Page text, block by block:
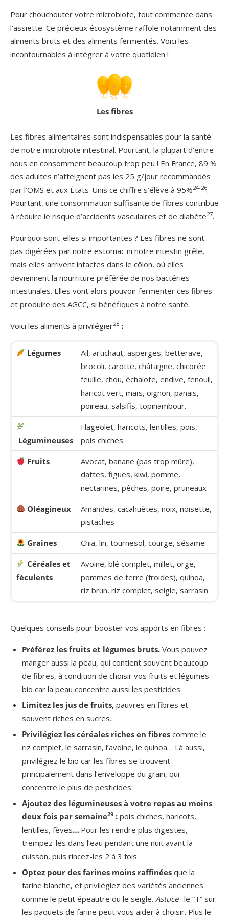
Pour chouchouter votre microbiote, tout commence dans
l’assiette. Ce précieux écosystème raffole notamment des
aliments bruts et des aliments fermentés. Voici les
incontournables à intégrer à votre quotidien !
Les fibres
Les fibres alimentaires sont indispensables pour la santé
de notre microbiote intestinal. Pourtant, la plupart d’entre
nous en consomment beaucoup trop peu ! En France, 89 %
des adultes n’atteignent pas les 25 g/jour recommandés
par l’OMS et aux États-Unis ce chiffre s’élève à 95%24-26.
Pourtant, une consommation suffisante de fibres contribue
à réduire le risque d’accidents vasculaires et de diabète27.
Pourquoi sont-elles si importantes ? Les fibres ne sont
pas digérées par notre estomac ni notre intestin grêle,
mais elles arrivent intactes dans le côlon, où elles
deviennent la nourriture préférée de nos bactéries
intestinales. Elles vont alors pouvoir fermenter ces fibres
et produire des AGCC, si bénéfiques à notre santé.
Voici les aliments à privilégier28 :
Légumes
Ail, artichaut, asperges, betterave,
brocoli, carotte, châtaigne, chicorée
feuille, chou, échalote, endive, fenouil,
haricot vert, maïs, oignon, panais,
poireau, salsifis, topinambour.
Légumineuses
Flageolet, haricots, lentilles, pois,
pois chiches.
Fruits
Avocat, banane (pas trop mûre),
dattes, figues, kiwi, pomme,
nectarines, pêches, poire, pruneaux
Oléagineux
Amandes, cacahuètes, noix, noisette,
pistaches
Graines Chia, lin, tournesol, courge, sésame
Céréales et
féculents
Avoine, blé complet, millet, orge,
pommes de terre (froides), quinoa,
riz brun, riz complet, seigle, sarrasin
Quelques conseils pour booster vos apports en fibres :
Préférez les fruits et légumes bruts. Vous pouvez
manger aussi la peau, qui contient souvent beaucoup
de fibres, à condition de choisir vos fruits et légumes
bio car la peau concentre aussi les pesticides.
Limitez les jus de fruits, pauvres en fibres et
souvent riches en sucres.
Privilégiez les céréales riches en fibres comme le
riz complet, le sarrasin, l’avoine, le quinoa… Là aussi,
privilégiez le bio car les fibres se trouvent
principalement dans l’enveloppe du grain, qui
concentre le plus de pesticides.
Ajoutez des légumineuses à votre repas au moins
deux fois par semaine29 : pois chiches, haricots,
lentilles, fèves….Pour les rendre plus digestes,
trempez-les dans l’eau pendant une nuit avant la
cuisson, puis rincez-les 2 à 3 fois.
Optez pour des farines moins raffinées que la
farine blanche, et privilégiez des variétés anciennes
comme le petit épeautre ou le seigle. Astuce : le “T” sur
les paquets de farine peut vous aider à choisir. Plus le